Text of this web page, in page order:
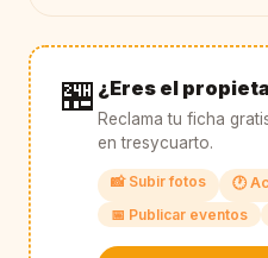
🏪 ¿Eres el
Reclama tu ficha
en tresycuarto.
📸 Subir fotos
🕐
📅 Publicar eventos